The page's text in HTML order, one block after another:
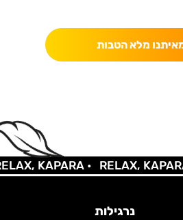
מלא הטבות
KAPARA • RELAX, KAPARA •
נרגילות